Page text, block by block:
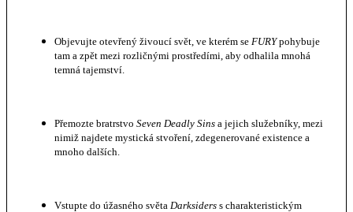
Objevujte otevřený živoucí svět, ve kterém se FURYpohybuje
tam a zpět mezi rozličnými prostředími, aby odhalila mnohá
temná tajemství.
Přemozte bratrstvo Seven Deadly Sins a jejich služebníky, mezi
nimiž najdete mystická stvoření, zdegenerované existence a
mnoho dalších.
Vstupte do úžasného světa Darksiders s charakteristickým